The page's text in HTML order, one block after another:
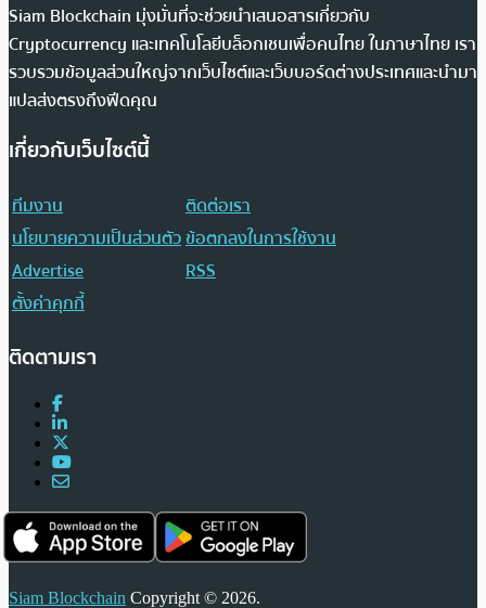
Siam Blockchain มุ่งมั่นที่จะช่วยนำเสนอสารเกี่ยวกับ
Cryptocurrency และเทคโนโลยีบล็อกเชนเพื่อคนไทย ในภาษาไทย เรา
รวบรวมข้อมูลส่วนใหญ่จากเว็บไซต์และเว็บบอร์ดต่างประเทศและนำมา
แปลส่งตรงถึงฟีดคุณ
เกี่ยวกับเว็บไซต์นี้
ทีมงาน
ติดต่อเรา
นโยบายความเป็นส่วนตัวข้อตกลงในการใช้งาน
Advertise
RSS
ตั้งค่าคุกกี้
ติดตามเรา
Siam Blockchain Copyright © 2026.